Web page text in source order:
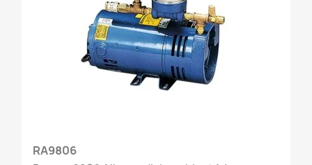
RA9806